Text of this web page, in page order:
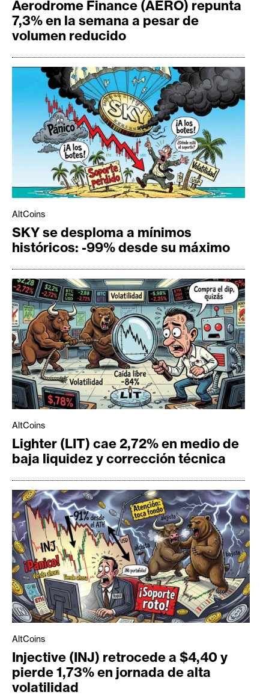
Aerodrome Finance (AERO) repunta
7,3% en la semana a pesar de
volumen reducido
AltCoins
SKY se desploma a mínimos
históricos: -99% desde su máximo
AltCoins
Lighter (LIT) cae 2,72% en medio de
baja liquidez y corrección técnica
AltCoins
Injective (INJ) retrocede a $4,40 y
pierde 1,73% en jornada de alta
volatilidad